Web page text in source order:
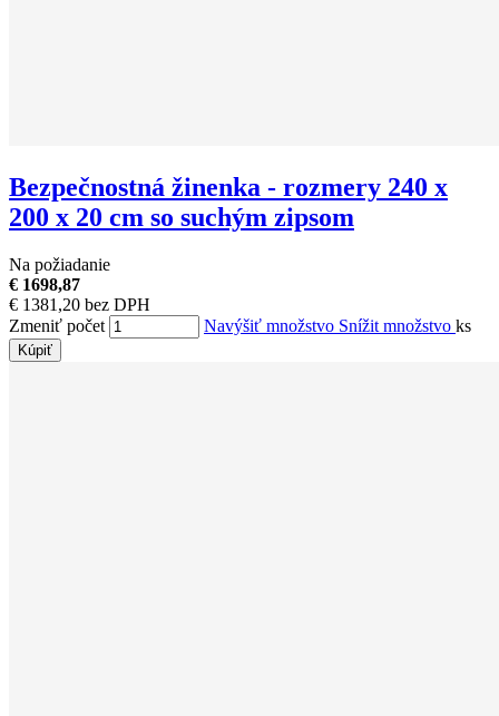
Bezpečnostná žinenka - rozmery 240 x
200 x 20 cm so suchým zipsom
Na požiadanie
€ 1698,87
€ 1381,20 bez DPH
Zmeniť počet
Navýšiť množstvo Snížit množstvo ks
Kúpiť